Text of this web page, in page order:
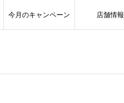
今月のキャンペーン 店舗情報